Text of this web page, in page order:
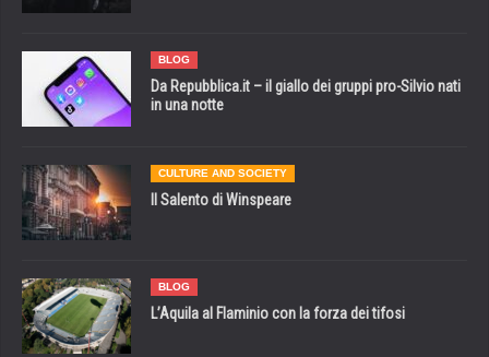
BLOG
Da Repubblica.it – il giallo dei gruppi pro-Silvio nati
in una notte
CULTURE AND SOCIETY
Il Salento di Winspeare
BLOG
L’Aquila al Flaminio con la forza dei tifosi